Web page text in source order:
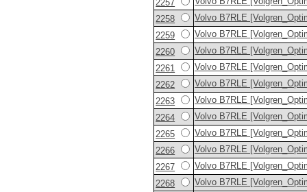
2257
2258
Volvo B7RLE
2259
Volvo B7RLE
2260
Volvo B7RLE
2261
Volvo B7RLE
2262
Volvo B7RLE
2263
Volvo B7RLE
2264
Volvo B7RLE
2265
Volvo B7RLE
2266
Volvo B7RLE
2267
Volvo B7RLE
2268
Volvo B7RLE